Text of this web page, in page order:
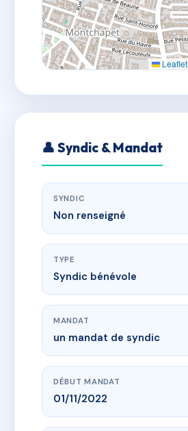
Leaflet
👤 Syndic & Mandat
SYNDIC
Non renseigné
TYPE
Syndic bénévole
MANDAT
un mandat de syndic
DÉBUT MANDAT
01/11/2022